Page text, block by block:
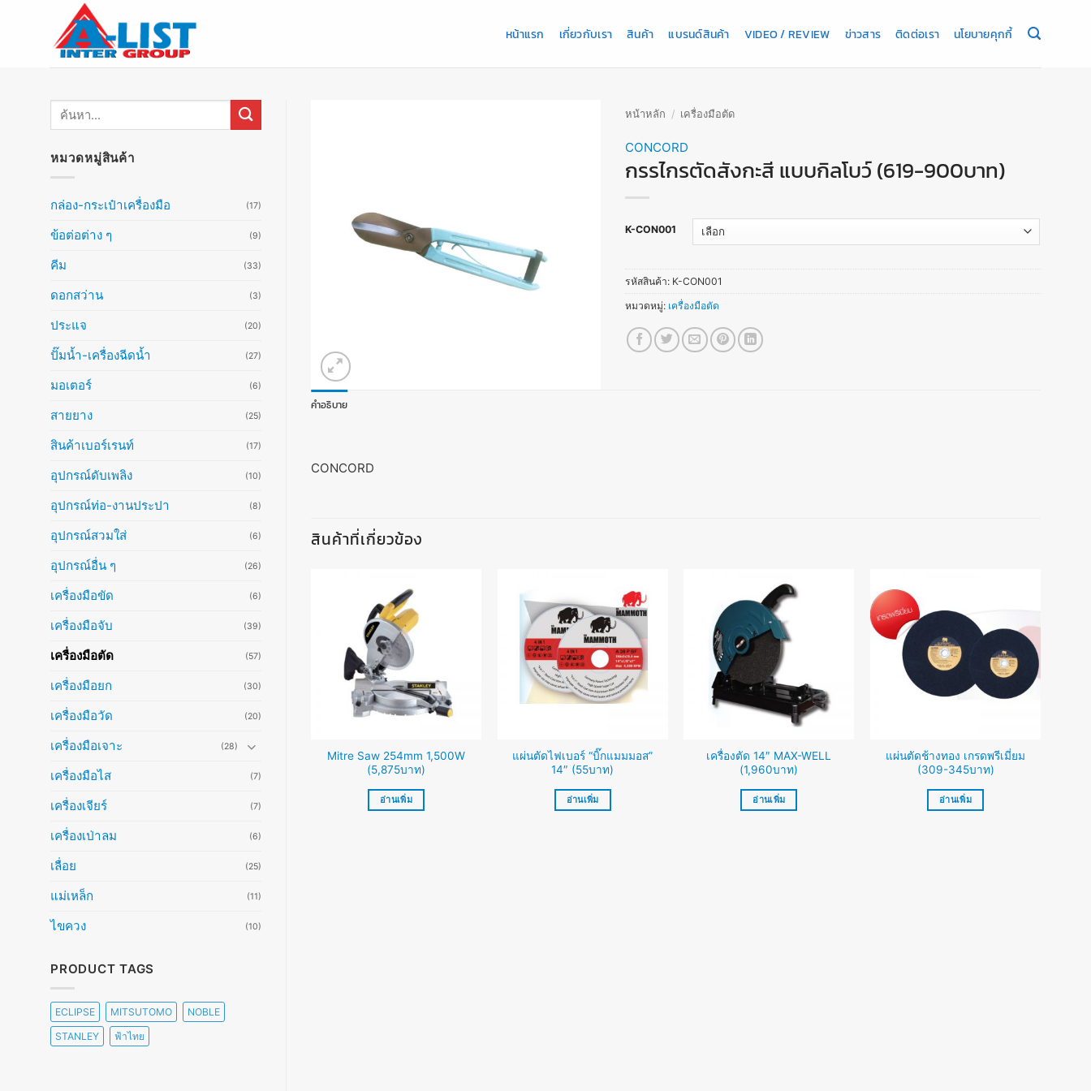
หน้าแรก เกี่ยวกับเรา สินค้า แบรนด์สินค้า VIDEO / REVIEW ข่าวสาร ติดต่อเรา นโยบายคุกกี้
ค้นหา:
หมวดหมู่สินค้า
กล่อง-กระเป๋าเครื่องมือ (17)
ข้อต่อต่าง ๆ (9)
คีม (33)
ดอกสว่าน (3)
ประแจ (20)
ปั๊มน้ำ-เครื่องฉีดน้ำ (27)
มอเตอร์ (6)
สายยาง (25)
สินค้าเบอร์เรนท์ (17)
อุปกรณ์ดับเพลิง (10)
อุปกรณ์ท่อ-งานประปา (8)
อุปกรณ์สวมใส่ (6)
อุปกรณ์อื่น ๆ (26)
เครื่องมือขัด (6)
เครื่องมือจับ (39)
เครื่องมือตัด (57)
เครื่องมือยก (30)
เครื่องมือวัด (20)
เครื่องมือเจาะ (28)
เครื่องมือไส (7)
เครื่องเจียร์ (7)
เครื่องเป่าลม (6)
เลื่อย (25)
แม่เหล็ก (11)
ไขควง (10)
PRODUCT TAGS
ECLIPSE MITSUTOMO
NOBLE
STANLEY
ฟ้าไทย
หน้าหลัก / เครื่องมือตัด
CONCORD
กรรไกรตัดสังกะสี แบบกิลโบว์ (619-900บาท)
K-CON001
รหัสสินค้า: K-CON001
หมวดหมู่: เครื่องมือตัด
คำอธิบาย
CONCORD
สินค้าที่เกี่ยวข้อง
Mitre Saw 254mm 1,500W
(5,875บาท)
อ่านเพิ่ม
แผ่นตัดไฟเบอร์ “บิ๊กแมมมอส”
14″ (55บาท)
อ่านเพิ่ม
เครื่องตัด 14″ MAX-WELL
(1,960บาท)
อ่านเพิ่ม
แผ่นตัดช้างทอง เกรดพรีเมี่ยม
(309-345บาท)
อ่านเพิ่ม
มีดลบคม (180-880บาท)